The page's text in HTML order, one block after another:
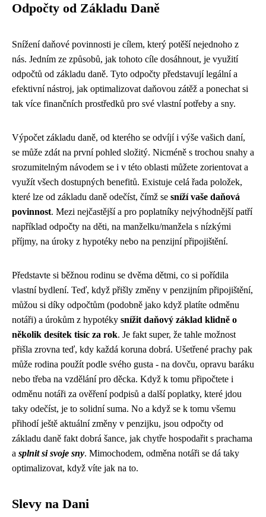
Odpočty od Základu Daně
Snížení daňové povinnosti je cílem, který potěší nejednoho z
nás. Jedním ze způsobů, jak tohoto cíle dosáhnout, je využití
odpočtů od základu daně. Tyto odpočty představují legální a
efektivní nástroj, jak optimalizovat daňovou zátěž a ponechat si
tak více finančních prostředků pro své vlastní potřeby a sny.
Výpočet základu daně, od kterého se odvíjí i výše vašich daní,
se může zdát na první pohled složitý. Nicméně s trochou snahy a
srozumitelným návodem se i v této oblasti můžete zorientovat a
využít všech dostupných benefitů. Existuje celá řada položek,
které lze od základu daně odečíst, čímž se sníží vaše daňová
povinnost. Mezi nejčastější a pro poplatníky nejvýhodnější patří
například odpočty na děti, na manželku/manžela s nízkými
příjmy, na úroky z hypotéky nebo na penzijní připojištění.
Představte si běžnou rodinu se dvěma dětmi, co si pořídila
vlastní bydlení. Teď, když přišly změny v penzijním připojištění,
můžou si díky odpočtům (podobně jako když platíte odměnu
notáři) a úrokům z hypotéky snížit daňový základ klidně o
několik desítek tisíc za rok. Je fakt super, že tahle možnost
přišla zrovna teď, kdy každá koruna dobrá. Ušetřené prachy pak
může rodina použít podle svého gusta - na dovču, opravu baráku
nebo třeba na vzdělání pro děcka. Když k tomu připočtete i
odměnu notáři za ověření podpisů a další poplatky, které jdou
taky odečíst, je to solidní suma. No a když se k tomu všemu
přihodí ještě aktuální změny v penzijku, jsou odpočty od
základu daně fakt dobrá šance, jak chytře hospodařit s prachama
a splnit si svoje sny. Mimochodem, odměna notáři se dá taky
optimalizovat, když víte jak na to.
Slevy na Dani